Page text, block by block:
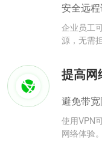
安全远
企业员工
源，无需
提高网
避免带
使用VPN
网络体验。